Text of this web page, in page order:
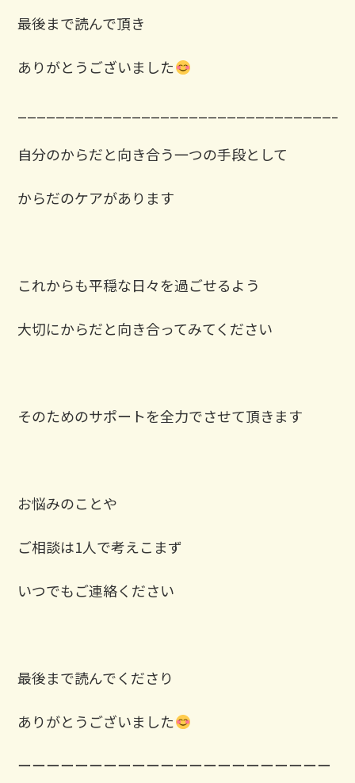
最後まで読んで頂き
ありがとうございました
自分のからだと向き合う一つの手段として
からだのケアがあります
これからも平穏な日々を過ごせるよう
大切にからだと向き合ってみてください
そのためのサポートを全力でさせて頂きます
お悩みのことや
ご相談は1人で考えこまず
いつでもご連絡ください
最後まで読んでくださり
ありがとうございました
ーーーーーーーーーーーーーーーーーーーーーー